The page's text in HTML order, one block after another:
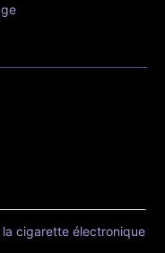
cigarette électronique